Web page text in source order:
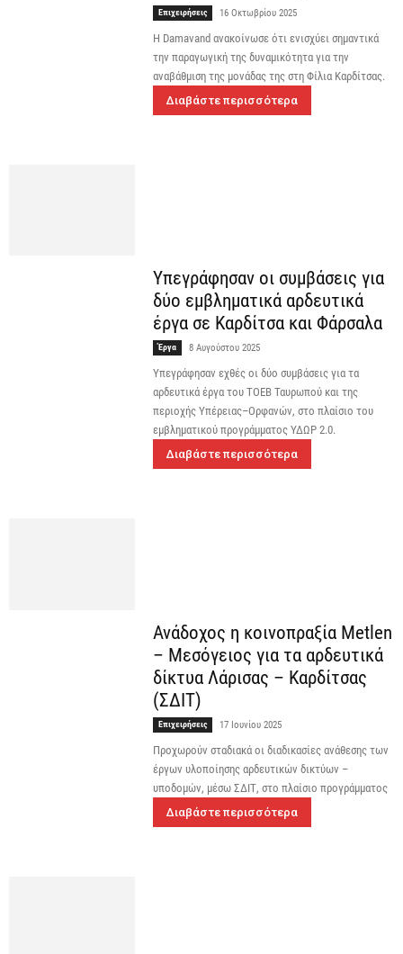
Επιχειρήσεις 16 Οκτωβρίου 2025
Η Damavand ανακοίνωσε ότι ενισχύει σημαντικά
την παραγωγική της δυναμικότητα για την
αναβάθμιση της μονάδας της στη Φίλια Καρδίτσας.
Διαβάστε περισσότερα
Υπεγράφησαν οι συμβάσεις για
δύο εμβληματικά αρδευτικά
έργα σε Καρδίτσα και Φάρσαλα
Έργα 8 Αυγούστου 2025
Υπεγράφησαν εχθές οι δύο συμβάσεις για τα
αρδευτικά έργα του ΤΟΕΒ Ταυρωπού και της
περιοχής Υπέρειας–Ορφανών, στο πλαίσιο του
εμβληματικού προγράμματος ΥΔΩΡ 2.0.
Διαβάστε περισσότερα
Ανάδοχος η κοινοπραξία Metlen
– Μεσόγειος για τα αρδευτικά
δίκτυα Λάρισας – Καρδίτσας
(ΣΔΙΤ)
Επιχειρήσεις 17 Ιουνίου 2025
Προχωρούν σταδιακά οι διαδικασίες ανάθεσης των
έργων υλοποίησης αρδευτικών δικτύων –
υποδομών, μέσω ΣΔΙΤ, στο πλαίσιο προγράμματος
Διαβάστε περισσότερα